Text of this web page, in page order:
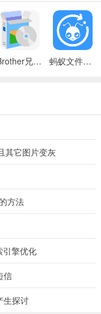
Brother兄弟 MFC-8480DN多功能一体机ISIS驱动 蚂蚁文件（数据恢复大师）
其它图片变灰
方法
引擎优化
信
生探讨